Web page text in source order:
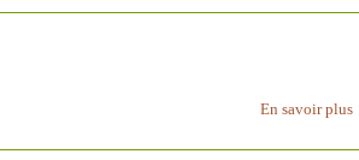
En savoir plus